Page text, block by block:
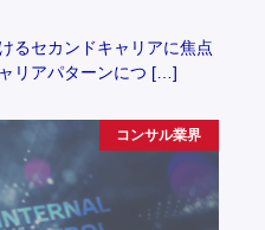
るセカンドキャリアに焦点
リアパターンにつ […]
コンサル業界